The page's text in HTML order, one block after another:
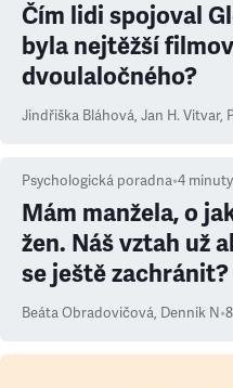
Čím lidi spojoval
byla nejtěžší
dvoulaločného?
Jindřiška Bláhová, Jan H. Vitvar,
Psychologická poradna•4 minuty
Mám manžela, o
žen. Náš vztah už
se ještě zachránit?
Beáta Obradovičová, Denník N•